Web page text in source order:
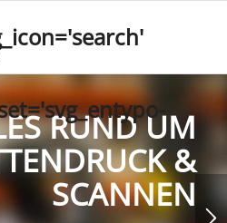
RUND UM
&
SCANNEN